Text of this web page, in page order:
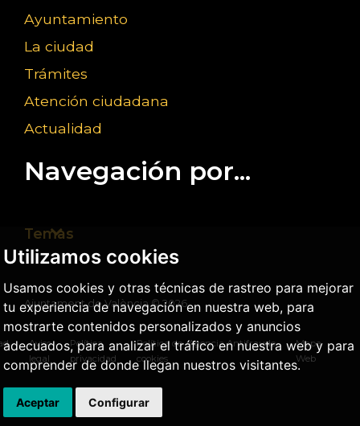
Utilizamos cookies
Usamos cookies y otras técnicas de rastreo para mejorar
tu experiencia de navegación en nuestra web, para
mostrarte contenidos personalizados y anuncios
adecuados, para analizar el tráfico en nuestra web y para
comprender de donde llegan nuestros visitantes.
Aceptar Configurar
Ayuntamiento
La ciudad
Trámites
Atención ciudadana
Actualidad
Navegación por...
Temas
Ajuntament de València ©2026
Aviso
legal
Política
privacidad
Política de
cookies
Agencia Antifraude
Mapa
Web